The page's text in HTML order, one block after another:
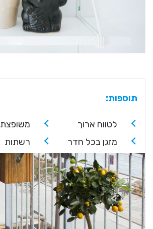
תוספות:
לטווח ארוך
משופצת
מזגן בכל חדר
רשתות